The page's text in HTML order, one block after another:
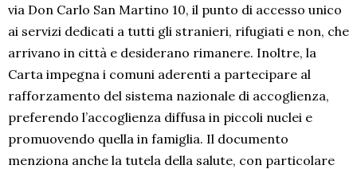
via Don Carlo San Martino 10, il punto di accesso unico
ai servizi dedicati a tutti gli stranieri, rifugiati e non, che
arrivano in città e desiderano rimanere. Inoltre, la
Carta impegna i comuni aderenti a partecipare al
rafforzamento del sistema nazionale di accoglienza,
preferendo l’accoglienza diffusa in piccoli nuclei e
promuovendo quella in famiglia. Il documento
menziona anche la tutela della salute, con particolare